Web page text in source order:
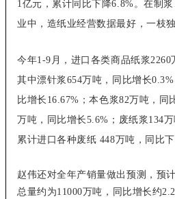
1亿元，累计同比下降6.8%。在制
业中，造纸业经营数据最好，一枝独
今年1-9月，进口各类商品纸浆2260
其中漂针浆654万吨，同比增长
比增长16.67%；本色浆82万吨，同
万吨，同比增长5.6%；废纸浆134万
累计进口各种废纸 448万吨，同比下
赵伟还对全年产销量做出预测，预
总量约为11000万吨，同比增长约